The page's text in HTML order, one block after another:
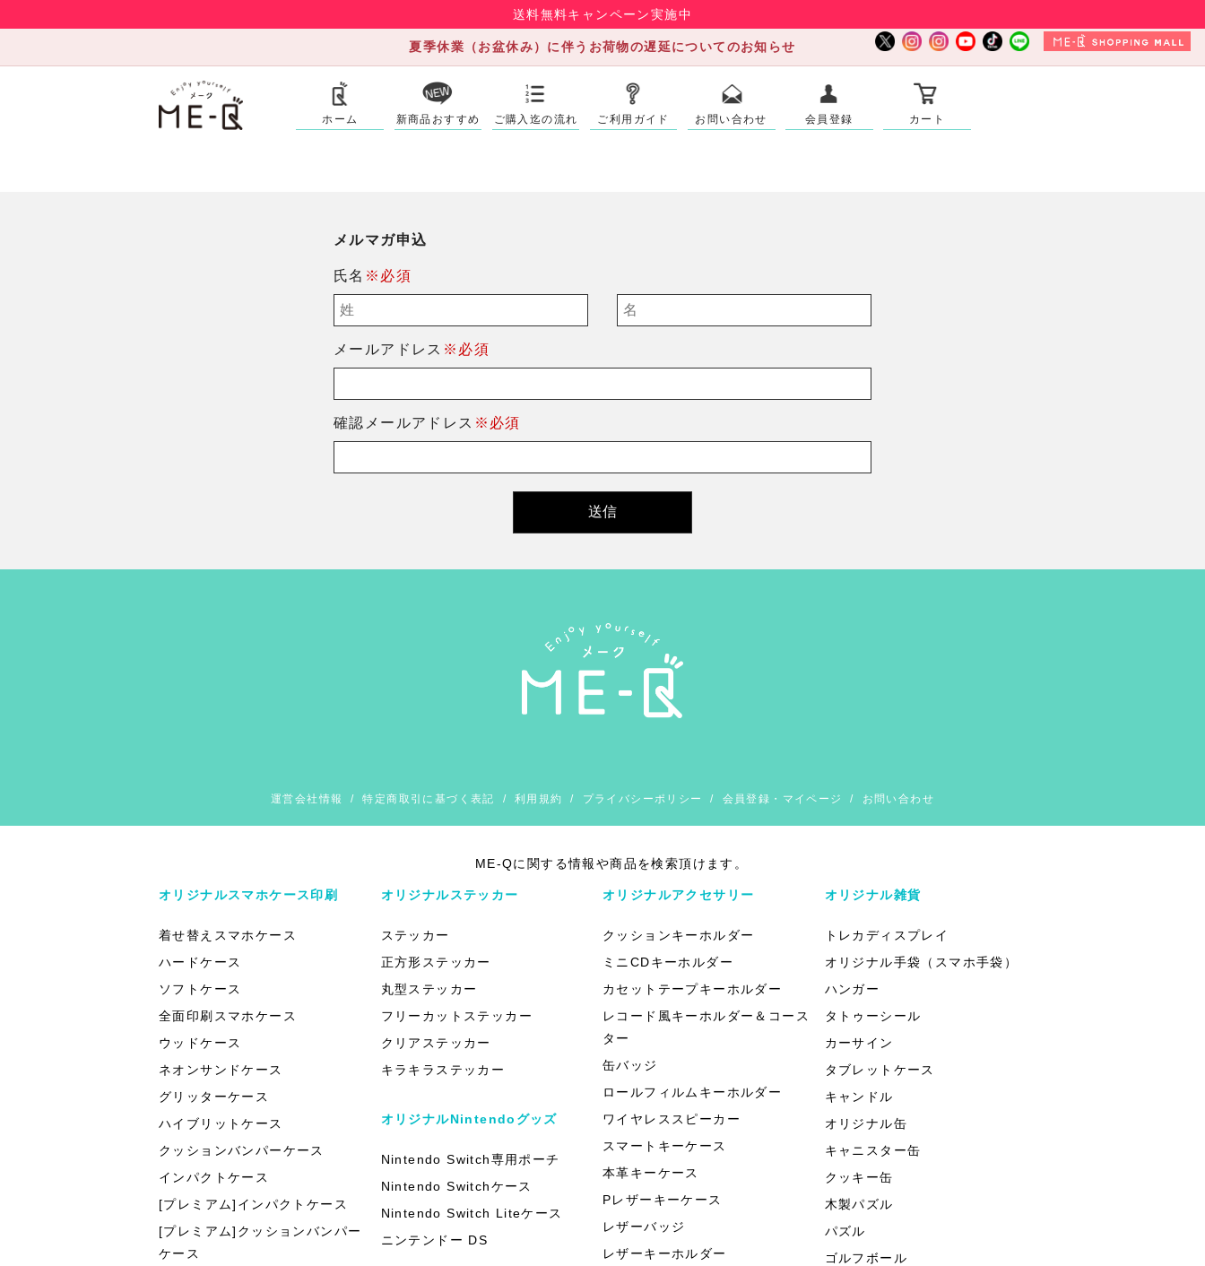
送料無料キャンペーン実施中
夏季休業（お盆休み）に伴うお荷物の遅延についてのお知らせ
ホーム 新商品おすすめ ご購入迄の流れ ご利用ガイド お問い合わせ 会員登録 カート
メルマガ申込
氏名 ※必須
メールアドレス ※必須
確認メールアドレス ※必須
運営会社情報 /特定商取引に基づく表記 / 利用規約 / プライバシーポリシー / 会員登録・マイページ / お問い合わせ
ME-Qに関する情報や商品を検索頂けます。
オリジナルスマホケース印刷
着せ替えスマホケース
ハードケース
ソフトケース
全面印刷スマホケース
ウッドケース
ネオンサンドケース
グリッターケース
ハイブリットケース
クッションバンパーケース
インパクトケース
[プレミアム]インパクトケース
[プレミアム]クッションバンパー
ケース
オリジナルステッカー
ステッカー
正方形ステッカー
丸型ステッカー
フリーカットステッカー
クリアステッカー
キラキラステッカー
オリジナルNintendoグッズ
Nintendo Switch専用ポーチ
Nintendo Switchケース
Nintendo Switch Liteケース
ニンテンドー DS
オリジナルアクセサリー
クッションキーホルダー
ミニCDキーホルダー
カセットテープキーホルダー
レコード風キーホルダー＆コース
ター
缶バッジ
ロールフィルムキーホルダー
ワイヤレススピーカー
スマートキーケース
本革キーケース
Pレザーキーケース
レザーバッジ
レザーキーホルダー
オリジナル雑貨
トレカディスプレイ
オリジナル手袋（スマホ手袋）
ハンガー
タトゥーシール
カーサイン
タブレットケース
キャンドル
オリジナル缶
キャニスター缶
クッキー缶
木製パズル
パズル
ゴルフボール